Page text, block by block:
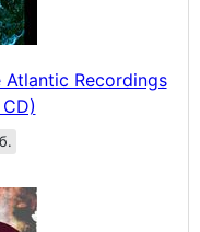
Atlantic Recordings